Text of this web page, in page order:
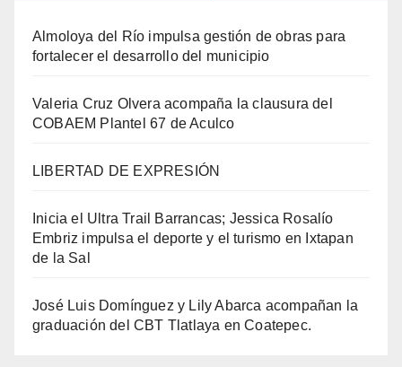
Almoloya del Río impulsa gestión de obras para
fortalecer el desarrollo del municipio
Valeria Cruz Olvera acompaña la clausura del
COBAEM Plantel 67 de Aculco
LIBERTAD DE EXPRESIÓN
Inicia el Ultra Trail Barrancas; Jessica Rosalío
Embriz impulsa el deporte y el turismo en Ixtapan
de la Sal
José Luis Domínguez y Lily Abarca acompañan la
graduación del CBT Tlatlaya en Coatepec.